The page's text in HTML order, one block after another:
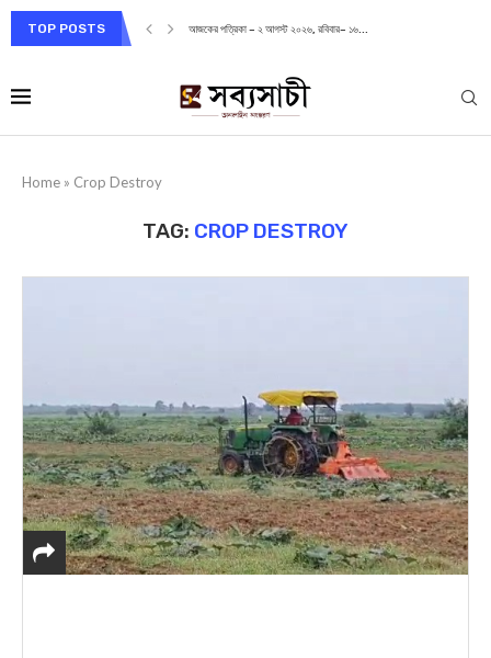
TOP POSTS আজকের পত্রিকা – ২ আগস্ট ২০২৬, রবিবার– ১৬...
Home » Crop Destroy
TAG: CROP DESTROY